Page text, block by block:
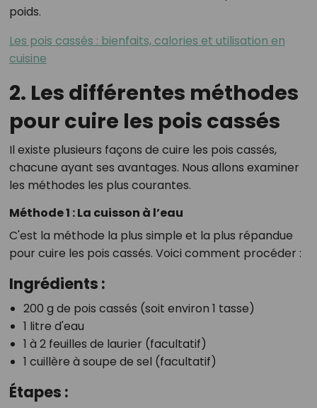
poids.
Les pois cassés : bienfaits, calories et utilisation en
cuisine
2. Les différentes méthodes
pour cuire les pois cassés
Il existe plusieurs façons de cuire les pois cassés,
chacune ayant ses avantages. Nous allons examiner
les méthodes les plus courantes.
Méthode 1 : La cuisson à l’eau
C'est la méthode la plus simple et la plus répandue
pour cuire les pois cassés. Voici comment procéder :
Ingrédients :
200 g de pois cassés (soit environ 1 tasse)
1 litre d'eau
1 à 2 feuilles de laurier (facultatif)
1 cuillère à soupe de sel (facultatif)
Étapes :